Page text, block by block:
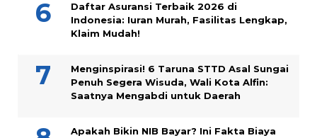
Daftar Asuransi Terbaik 2026 di
Indonesia: Iuran Murah, Fasilitas Lengkap,
Klaim Mudah!
Menginspirasi! 6 Taruna STTD Asal Sungai
Penuh Segera Wisuda, Wali Kota Alfin:
Saatnya Mengabdi untuk Daerah
Apakah Bikin NIB Bayar? Ini Fakta Biaya